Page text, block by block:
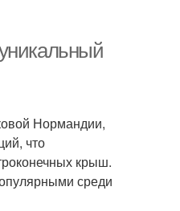
Нормандии,
что
крыш.
среди